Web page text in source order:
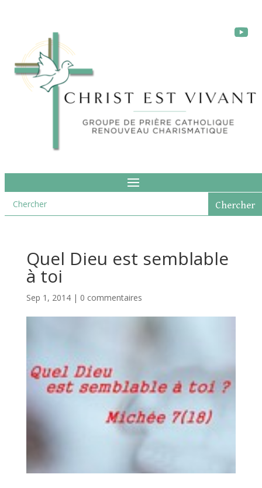
Quel Dieu est semblable
à toi
Sep 1, 2014| 0 commentaires